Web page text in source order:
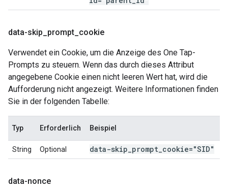
data-skip prompt cookie
Verwendet ein Cookie, um die Anzeige des One Tap-
Prompts zu steuern. Wenn das durch dieses Attribut
angegebene Cookie einen nicht leeren Wert hat, wird die
Aufforderung nicht angezeigt. Weitere Informationen finden
Sie in der folgenden Tabelle:
Typ Erforderlich Beispiel
String Optional data-skip prompt cookie="SID"
data-nonce